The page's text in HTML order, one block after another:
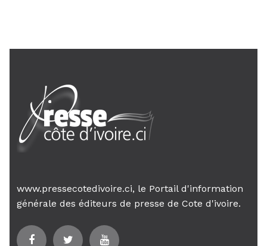
www.pressecotedivoire.ci, le Portail d'information
générale des éditeurs de presse de Cote d'ivoire.